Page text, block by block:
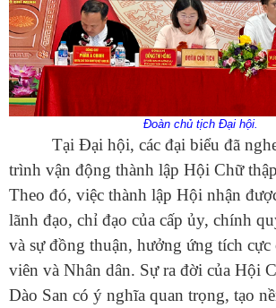
Đoàn chủ tịch Đại hội.
Tại Đại hội, các đại biểu đã
trình vận động thành lập Hội Chữ
Theo đó, việc thành lập Hội nhận
lãnh đạo, chỉ đạo của cấp ủy, chính
và sự đồng thuận, hưởng ứng tích cực
viên và Nhân dân. Sự ra đời của Hội
Dào San có ý nghĩa quan trọng, tạo